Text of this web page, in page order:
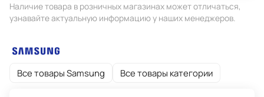
Наличие товара в розничных магазинах может отличаться,
узнавайте актуальную информацию у наших менеджеров.
Все товары Samsung Все товары категории